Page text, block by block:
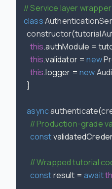
// Service layer
class
constructor(
this.authModule =
this.validator = new
this.logger = new
  }
asyncauthenticate(
// Production-grade
const
// Wrapped tutorial
const result = await